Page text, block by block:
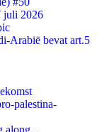
juli 2026
Arabië bevat art.5
palestina-
along...